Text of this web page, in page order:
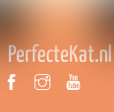
PerfecteKat.nl